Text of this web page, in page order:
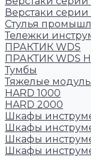
Верстаки серии
Стулья
Тележки
ПРАКТИК WDS
ПРАКТИК WDS
Тумбы
Тяжелые
HARD 1000
HARD 2000
Шкафы
Шкафы
Шкафы
Шкафы